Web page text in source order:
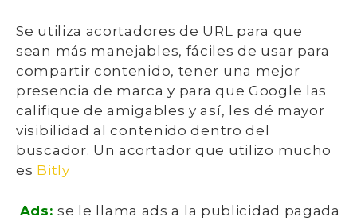
Se utiliza acortadores de URL para que
sean más manejables, fáciles de usar para
compartir contenido, tener una mejor
presencia de marca y para que Google las
califique de amigables y así, les dé mayor
visibilidad al contenido dentro del
buscador. Un acortador que utilizo mucho
es Bitly
Ads:se le llama ads a la publicidad pagada